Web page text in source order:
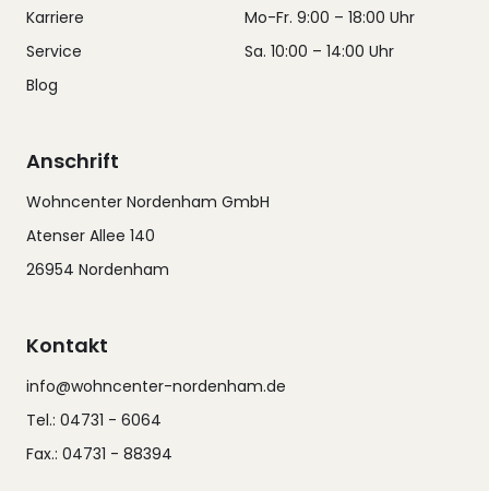
Karriere
Service
Blog
Mo-Fr. 9:00 – 18:00 Uhr
Sa. 10:00 – 14:00 Uhr
Anschrift
Wohncenter Nordenham GmbH
Atenser Allee 140
26954 Nordenham
Kontakt
info@wohncenter-nordenham.de
Tel.: 04731 - 6064
Fax.: 04731 - 88394